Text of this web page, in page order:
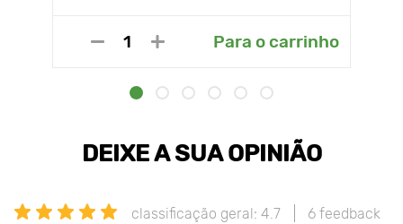
Para o carrinho
DEIXE A SUA OPINIÃO
classificação geral: 4.7 6 feedback